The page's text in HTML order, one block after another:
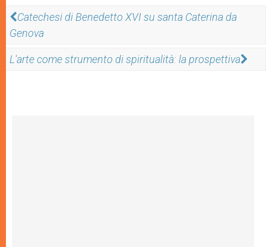
Catechesi di Benedetto XVI su santa Caterina da
Genova
L'arte come strumento di spiritualità: la prospettiva